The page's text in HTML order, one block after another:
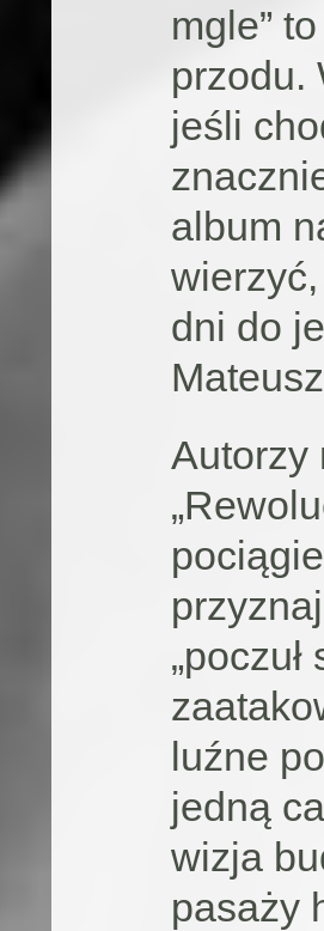
mgle”
przodu.
jeśli
album
dni do
Autorzy
luźne
jedną
wizja
pasaży